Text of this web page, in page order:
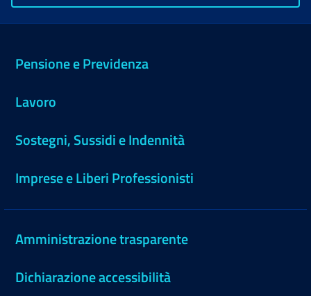
Pensione e Previdenza
Lavoro
Sostegni, Sussidi e Indennità
Imprese e Liberi Professionisti
Amministrazione trasparente
Dichiarazione accessibilità